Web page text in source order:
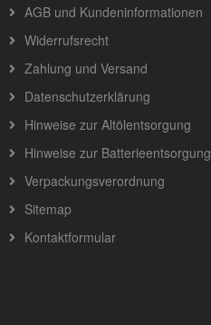
AGB und Kundeninformationen
Widerrufsrecht
Zahlung und Versand
Datenschutzerklärung
Hinweise zur Altölentsorgung
Hinweise zur Batterieentsorgung
Verpackungsverordnung
Sitemap
Kontaktformular